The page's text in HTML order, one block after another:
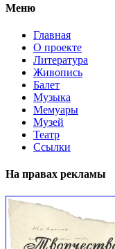
Меню
Главная
О проекте
Литература
Живопись
Балет
Музыка
Мемуары
Музей
Театр
Ссылки
На правах рекламы